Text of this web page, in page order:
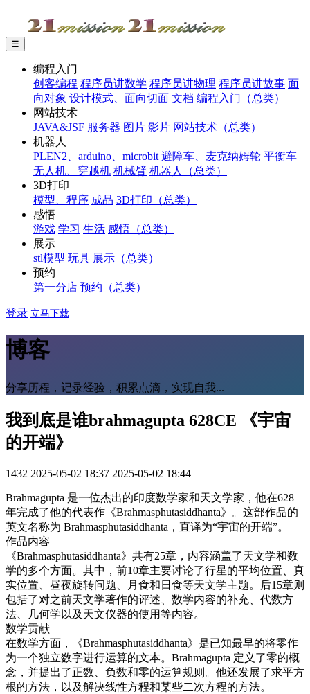
☰
编程入门
创客编程 程序员讲数学 程序员讲物理 程序员讲故事 面
向对象 设计模式、面向切面 文档 编程入门（总类）
网站技术
JAVA&JSF 服务器 图片 影片 网站技术（总类）
机器人
PLEN2、arduino、microbit 避障车、麦克纳姆轮 平衡车
无人机、穿越机 机械臂 机器人（总类）
3D打印
模型、程序 成品 3D打印（总类）
感悟
游戏 学习 生活 感悟（总类）
展示
stl模型 玩具 展示（总类）
预约
第一分店 预约（总类）
登录 立马下载
博客
分享历程，记录经验，积累点滴，实现自我...
我到底是谁brahmagupta 628CE 《宇宙
的开端》
1432 2025-05-02 18:37 2025-05-02 18:44
Brahmagupta 是一位杰出的印度数学家和天文学家，他在628
年完成了他的代表作《Brahmasphutasiddhanta》。这部作品的
英文名称为 Brahmasphutasiddhanta，直译为“宇宙的开端”。
作品内容
《Brahmasphutasiddhanta》共有25章，内容涵盖了天文学和数
学的多个方面。其中，前10章主要讨论了行星的平均位置、真
实位置、昼夜旋转问题、月食和日食等天文学主题。后15章则
包括了对之前天文学著作的评述、数学内容的补充、代数方
法、几何学以及天文仪器的使用等内容。
数学贡献
在数学方面，《Brahmasphutasiddhanta》是已知最早的将零作
为一个独立数字进行运算的文本。Brahmagupta 定义了零的概
念，并提出了正数、负数和零的运算规则。他还发展了求平方
根的方法，以及解决线性方程和某些二次方程的方法。